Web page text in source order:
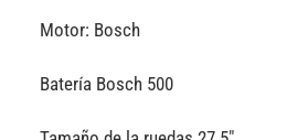
Motor: Bosch
Batería Bosch 500